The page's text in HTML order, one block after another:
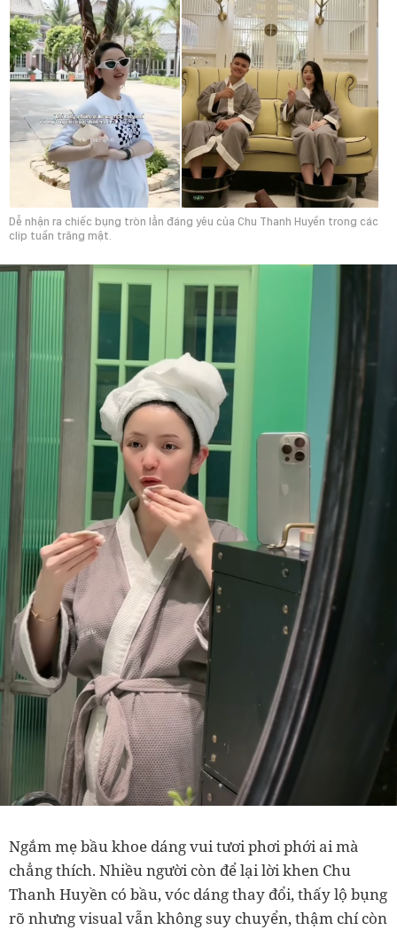
Dễ nhận ra chiếc bụng tròn lẳn đáng yêu của Chu Thanh Huyền trong các
clip tuần trăng mật.
Ngắm mẹ bầu khoe dáng vui tươi phơi phới ai mà
chẳng thích. Nhiều người còn để lại lời khen Chu
Thanh Huyền có bầu, vóc dáng thay đổi, thấy lộ bụng
rõ nhưng visual vẫn không suy chuyển, thậm chí còn